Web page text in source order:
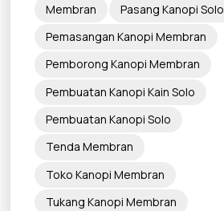
Membran
Pasang Kanopi Solo
Pemasangan Kanopi Membran
Pemborong Kanopi Membran
Pembuatan Kanopi Kain Solo
Pembuatan Kanopi Solo
Tenda Membran
Toko Kanopi Membran
Tukang Kanopi Membran